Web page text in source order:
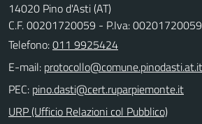
14020 Pino d'Asti (AT)
C.F. 00201720059 - P.Iva: 00201720059
Telefono:011 9925424
E-mail:
PEC:
URP (Ufficio Relazioni col Pubblico)